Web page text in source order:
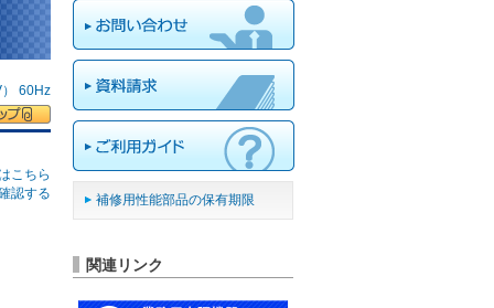
60Hz
こちら
認する
補修用性能部品の保有期限
関連リンク